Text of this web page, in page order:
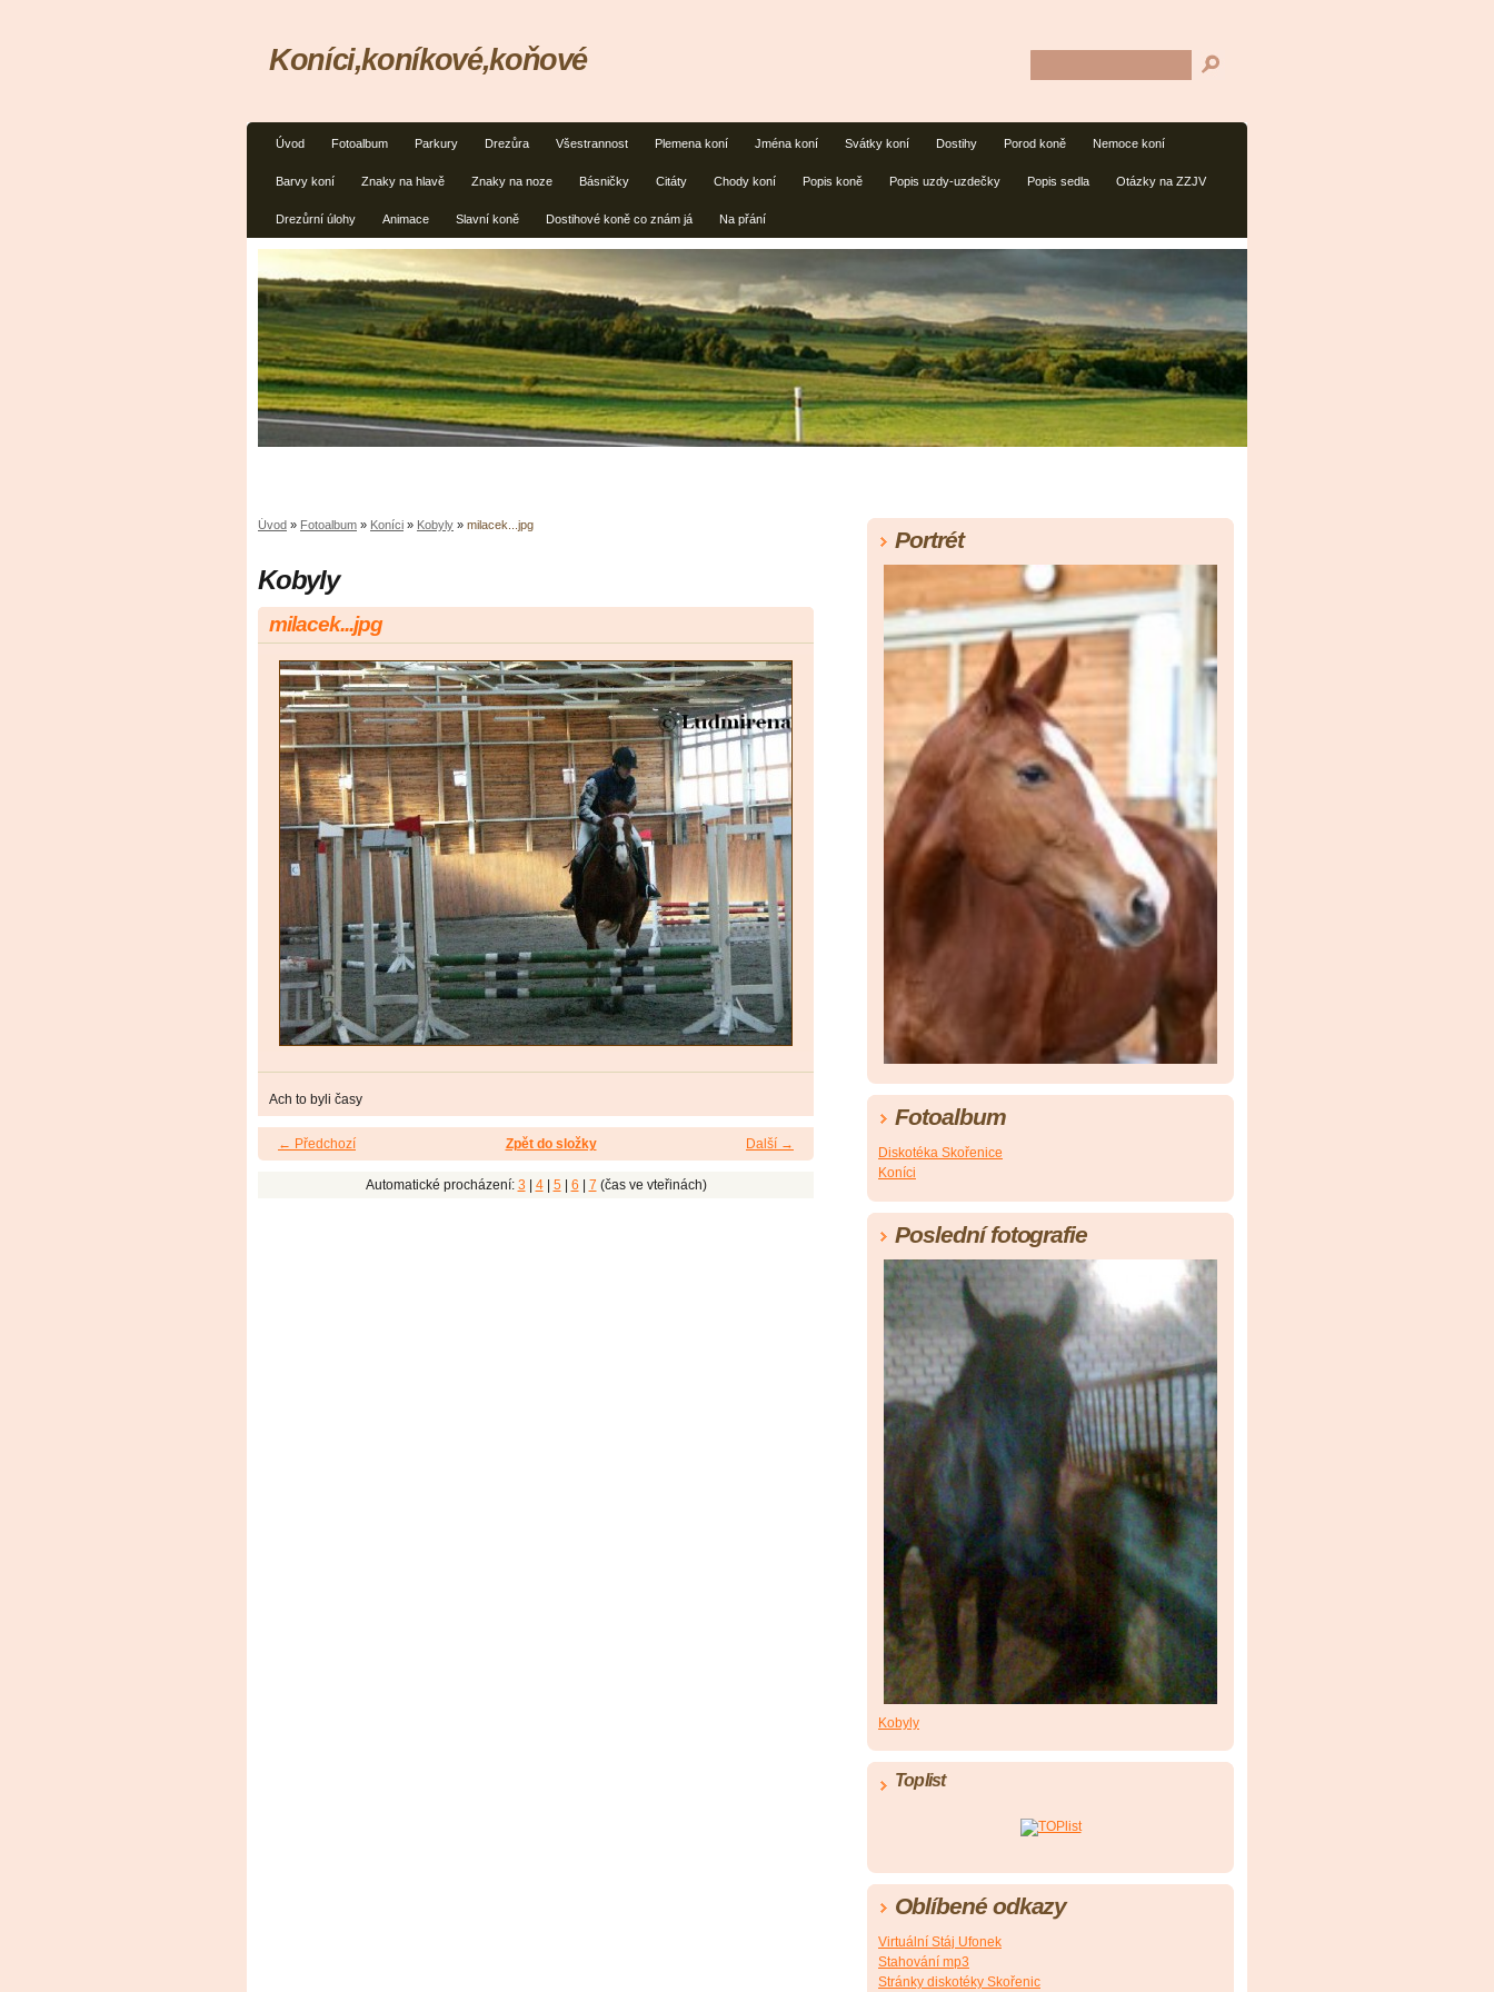
Úvod Fotoalbum Parkury Drezůra Všestrannost Plemena koní Jména koní Svátky koní Dostihy Porod koně Nemoce koní
Barvy koní Znaky na hlavě Znaky na noze Básničky Citáty Chody koní Popis koně Popis uzdy-uzdečky Popis sedla Otázky na ZZJV
Drezůrní úlohy Animace Slavní koně Dostihové koně co znám já Na přání
Koníci,koníkové,koňové
Úvod » Fotoalbum » Koníci » Kobyly » milacek...jpg
Kobyly
milacek...jpg
Ach to byli časy
← Předchozí Další →
Zpět do složky
Automatické procházení: 3 4| 5| 6 7 (čas ve vteřinách)
Portrét
Fotoalbum
Diskotéka Skořenice
Koníci
Poslední fotografie
Kobyly
Toplist
Oblíbené odkazy
Virtuální Stáj Ufonek
Stahování mp3
Stránky diskotéky Skořenic